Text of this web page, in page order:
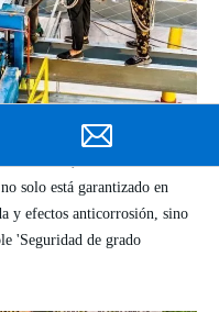
solo está garantizado en
y efectos anticorrosión, sino
'Seguridad de grado